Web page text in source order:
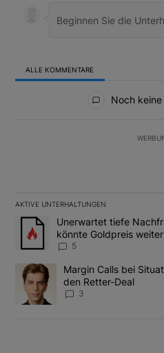
ALLE KOMMENTARE
Noch
AKTIVE UNTERHALTUNGEN
Das Folgende ist eine Liste der
Ein Trendartikel mit dem Titel
Unerwartet tiefe
könnte Goldpreis
5
Ein Trendartikel mit dem Titel
Margin Calls bei
den Retter-Deal
3